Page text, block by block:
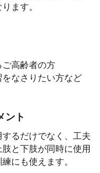
ます。
ご高齢者の方
をなさりたい方など
ント
るだけでなく、工夫
と下肢が同時に使用
にも使えます。